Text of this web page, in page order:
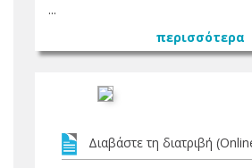
...
περισσότερα
Διαβάστε τη διατριβή